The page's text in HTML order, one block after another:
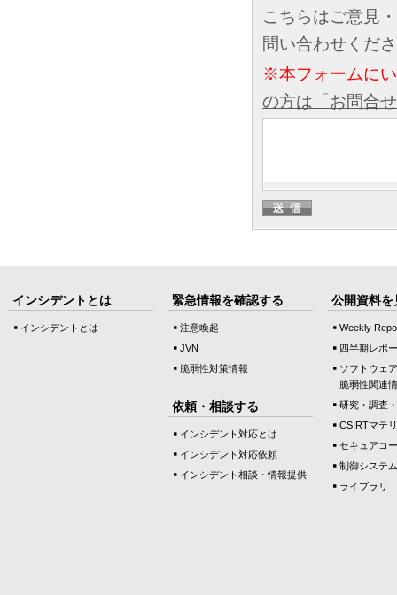
こちらはご意見
問い合わせくだ
※本フォームに
の方は「お問合
インシデントとは
インシデントとは
緊急情報を確認する
注意喚起
JVN
脆弱性対策情報
依頼・相談する
インシデント対応とは
インシデント対応依頼
インシデント相談・情報提供
公開資料を
Weekly
四半期レポ
ソフトウェ
脆弱性関連
研究・調査
CSIRTマテ
セキュアコ
制御システ
ライブラリ